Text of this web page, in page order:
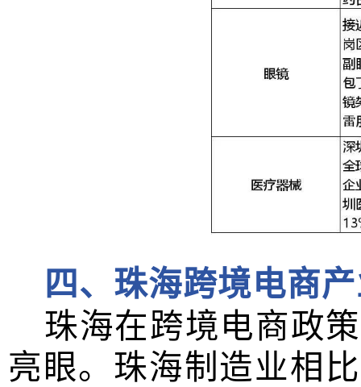
四、珠海跨境电商
珠海在跨境电商政
亮眼。珠海制造业相